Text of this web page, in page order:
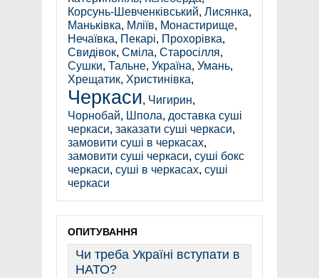
Корсунь-Шевченківський, Лисянка,
Маньківка, Мліїв, Монастирище,
Нечаївка, Пекарі, Прохорівка,
Свидівок, Сміла, Старосілля,
Сушки, Тальне, Україна, Умань,
Хрещатик, Христинівка,
Черкаси, Чигирин,
Чорнобай, Шпола, доставка суші
черкаси, заказати суші черкаси,
замовити суші в черкасах,
замовити суші черкаси, суші бокс
черкаси, суші в черкасах, суші
черкаси
ОПИТУВАННЯ
Чи треба Україні вступати в
НАТО?